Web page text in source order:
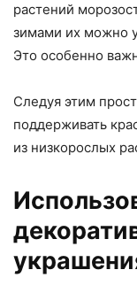
растений
зимами их можно
Это особенно
Следуя этим
поддерживать
из низкорослых